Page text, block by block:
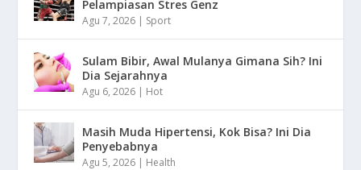
Pelampiasan Stres Genz
Agu 7, 2026 | Sport
Sulam Bibir, Awal Mulanya Gimana Sih? Ini
Dia Sejarahnya
Agu 6, 2026 | Hot
Masih Muda Hipertensi, Kok Bisa? Ini Dia
Penyebabnya
Agu 5, 2026 | Health